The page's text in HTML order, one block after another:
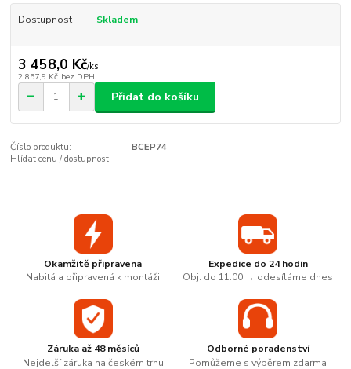
Dostupnost Skladem
3 458,0 Kč/ks
2 857,9 Kč bez DPH
Přidat do košíku
Číslo produktu:
BCEP74
Hlídat cenu / dostupnost
Okamžitě připravena
Nabitá a připravená k montáži
Expedice do 24 hodin
Obj. do 11:00 → odesíláme dnes
Záruka až 48 měsíců
Nejdelší záruka na českém trhu
Odborné poradenství
Pomůžeme s výběrem zdarma